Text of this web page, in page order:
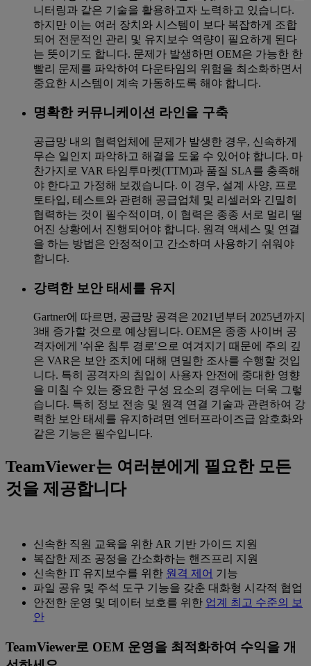
니터링과 같은 기술을 활용하고자 노력하고 있습니다.
하지만 이는 여러 장치와 시스템이 보다 복잡하게 조합
되어 전문적인 관리 및 유지보수 역량이 필요하게 된다
는 뜻이기도 합니다. 문제가 발생하면 OEM은 가능한 한
빨리 문제를 파악하여 다운타임의 위험을 최소화하면서
중요한 시스템이 계속 가동하도록 해야 합니다.
명확한 커뮤니케이션 라인을 구축
공급망 내의 협력업체에 문제가 발생한 경우, 신속하게
무슨 일인지 파악하고 해결을 도울 수 있어야 합니다. 마
찬가지로 VAR 타임투마켓(TTM)과 품질 SLA를 충족해
야 한다고 가정해 보겠습니다. 이 경우, 설계 사양, 프로
토타입, 테스트와 관련해 공급업체 및 리셀러와 긴밀히
협력하는 것이 필수적이며, 이 협력은 종종 서로 멀리 떨
어진 상황에서 진행되어야 합니다. 원격 액세스 및 연결
을 하는 방법은 안정적이고 간소하며 사용하기 쉬워야
합니다.
강력한 보안 태세를 유지
Gartner에 따르면, 공급망 공격은 2021년부터 2025년까지
3배 증가할 것으로 예상됩니다. OEM은 종종 사이버 공
격자에게 '쉬운 침투 경로'으로 여겨지기 때문에 주의 깊
은 VAR은 보안 조치에 대해 면밀한 조사를 수행할 것입
니다. 특히 공격자의 침입이 사용자 안전에 중대한 영향
을 미칠 수 있는 중요한 구성 요소의 경우에는 더욱 그렇
습니다. 특히 정보 전송 및 원격 연결 기술과 관련하여 강
력한 보안 태세를 유지하려면 엔터프라이즈급 암호화와
같은 기능은 필수입니다.
TeamViewer는 여러분에게 필요한 모든
것을 제공합니다
신속한 직원 교육을 위한 AR 기반 가이드 지원
복잡한 제조 공정을 간소화하는 핸즈프리 지원
신속한 IT 유지보수를 위한 원격 제어 기능
파일 공유 및 주석 도구 기능을 갖춘 대화형 시각적 협업
안전한 운영 및 데이터 보호를 위한 업계 최고 수준의 보
안
TeamViewer로 OEM 운영을 최적화하여 수익을 개